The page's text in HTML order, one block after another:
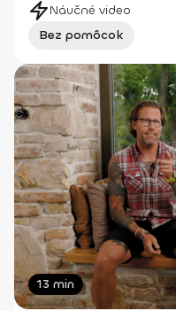
Náučné video
Bez pomôcok
13 min